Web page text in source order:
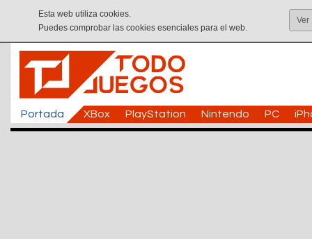
Esta web utiliza cookies.
Puedes comprobar las cookies esenciales para el web.
Ver
Portada XBox PlayStation Nintendo PC